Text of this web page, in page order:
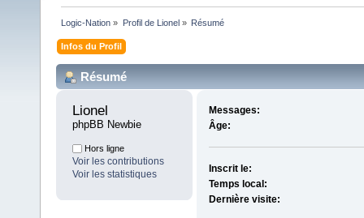
Logic-Nation » Profil de Lionel» Résumé
Infos du Profil
Résumé
Lionel
phpBB Newbie
Hors ligne
Voir les contributions
Voir les statistiques
Messages:
Âge:
Inscrit le:
Temps local:
Dernière visite: